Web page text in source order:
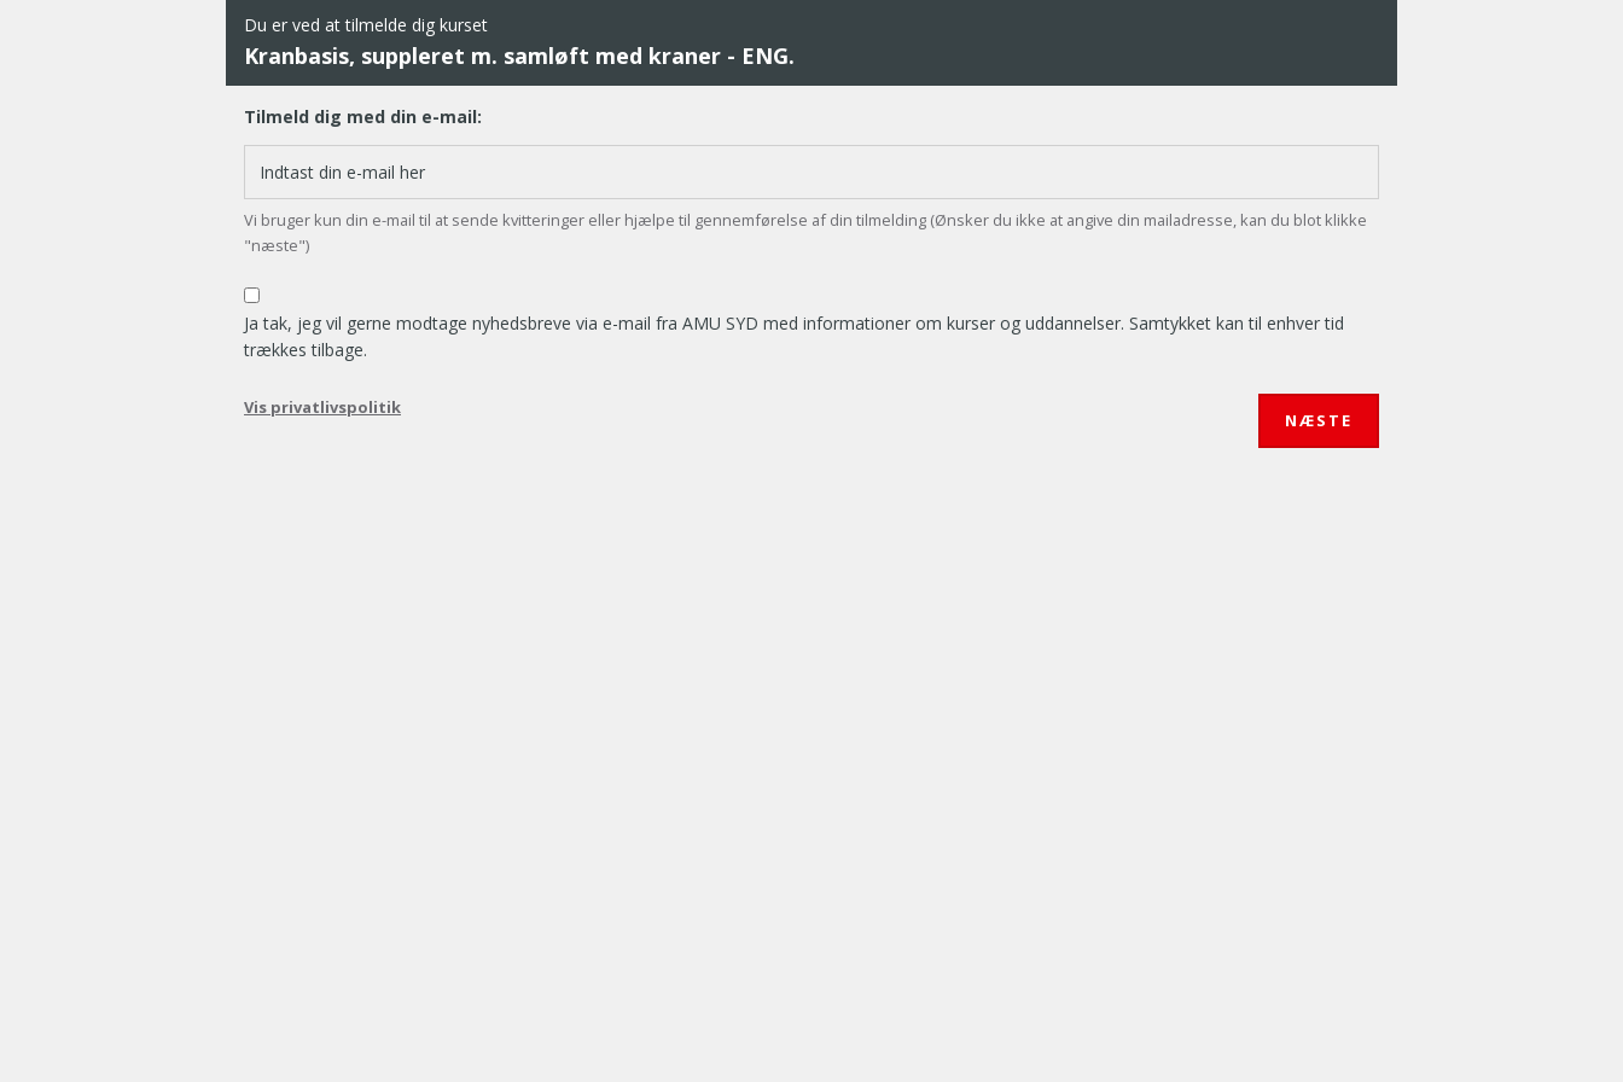
Du er ved at tilmelde dig kurset
Kranbasis, suppleret m. samløft med kraner - ENG.
Tilmeld dig med din e-mail:
Vi bruger kun din e-mail til at sende kvitteringer eller hjælpe til gennemførelse af din tilmelding (Ønsker du ikke at angive din mailadresse, kan du blot klikke
"næste")
Ja tak, jeg vil gerne modtage nyhedsbreve via e-mail fra AMU SYD med informationer om kurser og uddannelser. Samtykket kan til enhver tid
trækkes tilbage.
Vis privatlivspolitik